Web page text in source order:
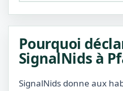
Pourquoi
SignalNids à
SignalNids donne aux